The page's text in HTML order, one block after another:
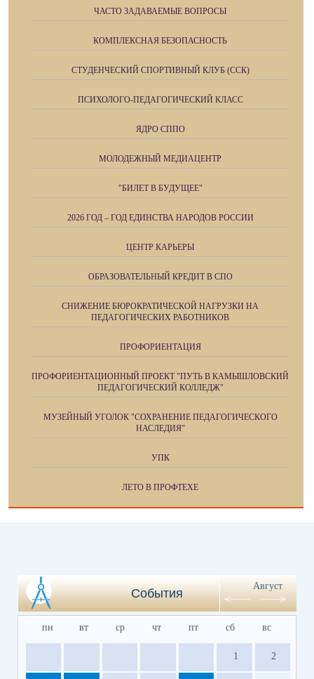
ЧАСТО ЗАДАВАЕМЫЕ ВОПРОСЫ
КОМПЛЕКСНАЯ БЕЗОПАСНОСТЬ
СТУДЕНЧЕСКИЙ СПОРТИВНЫЙ КЛУБ (ССК)
ПСИХОЛОГО-ПЕДАГОГИЧЕСКИЙ КЛАСС
ЯДРО СППО
МОЛОДЕЖНЫЙ МЕДИАЦЕНТР
"БИЛЕТ В БУДУЩЕЕ"
2026 ГОД – ГОД ЕДИНСТВА НАРОДОВ РОССИИ
ЦЕНТР КАРЬЕРЫ
ОБРАЗОВАТЕЛЬНЫЙ КРЕДИТ В СПО
СНИЖЕНИЕ БЮРОКРАТИЧЕСКОЙ НАГРУЗКИ НА
ПЕДАГОГИЧЕСКИХ РАБОТНИКОВ
ПРОФОРИЕНТАЦИЯ
ПРОФОРИЕНТАЦИОННЫЙ ПРОЕКТ "ПУТЬ В КАМЫШЛОВСКИЙ
ПЕДАГОГИЧЕСКИЙ КОЛЛЕДЖ"
МУЗЕЙНЫЙ УГОЛОК "СОХРАНЕНИЕ ПЕДАГОГИЧЕСКОГО
НАСЛЕДИЯ"
УПК
ЛЕТО В ПРОФТЕХЕ
События
Август
пн вт ср чт пт сб вс
1 2